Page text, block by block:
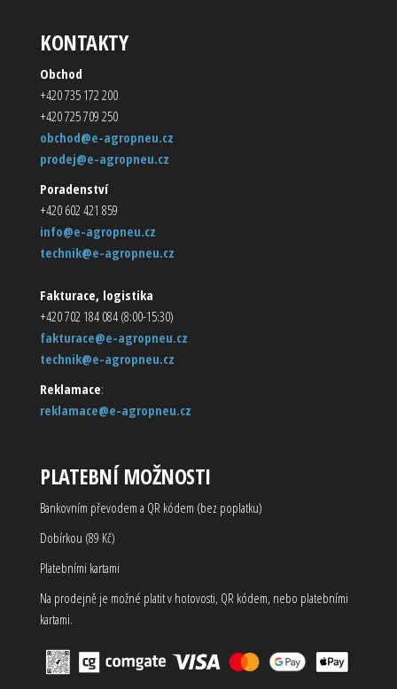
KONTAKTY
Obchod
+420 735 172 200
+420 725 709 250
obchod@e-agropneu.cz
prodej@e-agropneu.cz
Poradenství
+420 602 421 859
info@e-agropneu.cz
technik@e-agropneu.cz
Fakturace, logistika
+420 702 184 084 (8:00-15:30)
fakturace@e-agropneu.cz
technik@e-agropneu.cz
Reklamace:
reklamace@e-agropneu.cz
PLATEBNÍ MOŽNOSTI
Bankovním převodem a QR kódem (bez poplatku)
Dobírkou (89 Kč)
Platebními kartami
Na prodejně je možné platit v hotovosti, QR kódem, nebo platebními
kartami.